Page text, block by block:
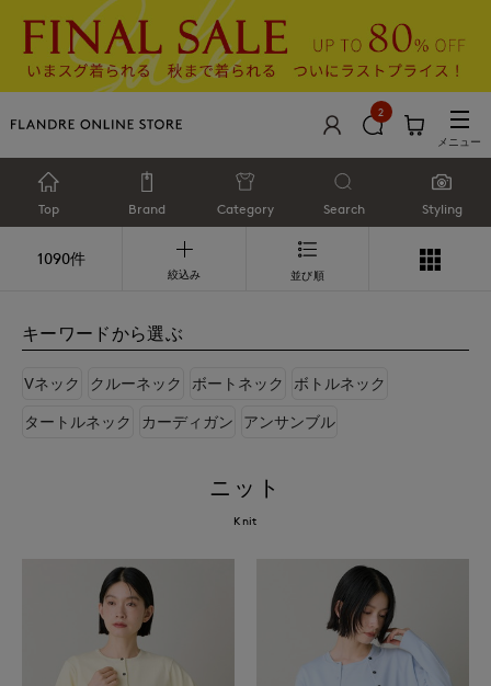
2
メニュー
Top Brand Category Search Styling
1090件
絞込み 並び順
キーワードから選ぶ
Vネック クルーネック ボートネック ボトルネック
タートルネック カーディガン アンサンブル
ニット
Knit